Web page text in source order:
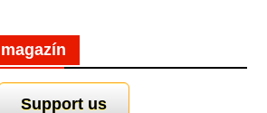
Support us